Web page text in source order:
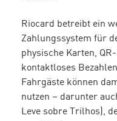
Riocard betreibt ein
Zahlungssystem für
physische Karten,
kontaktloses
Fahrgäste können
nutzen – darunter
Leve sobre Trilhos),